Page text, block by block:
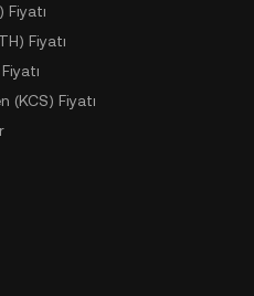
Fiyatı
Fiyatı
(KCS) Fiyatı